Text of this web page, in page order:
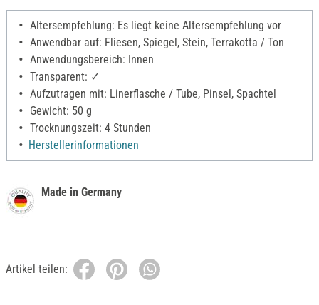
Altersempfehlung: Es liegt keine Altersempfehlung vor
Anwendbar auf: Fliesen, Spiegel, Stein, Terrakotta / Ton
Anwendungsbereich: Innen
Transparent: ✓
Aufzutragen mit: Linerflasche / Tube, Pinsel, Spachtel
Gewicht: 50 g
Trocknungszeit: 4 Stunden
Herstellerinformationen
Made in Germany
Artikel teilen: